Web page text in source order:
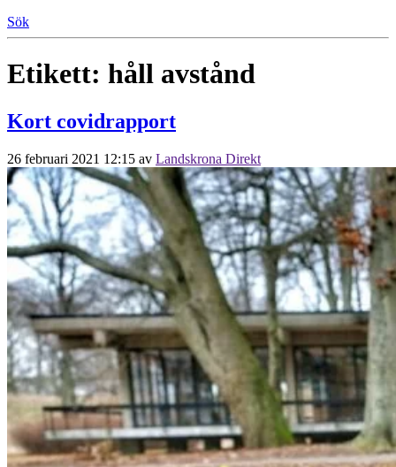
Sök
Etikett: håll avstånd
Kort covidrapport
26 februari 2021 12:15 av Landskrona Direkt